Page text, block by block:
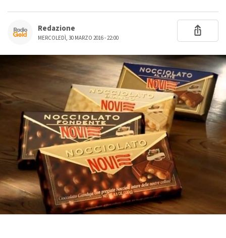
Redazione
MERCOLEDÌ, 30 MARZO 2016 - 22:00